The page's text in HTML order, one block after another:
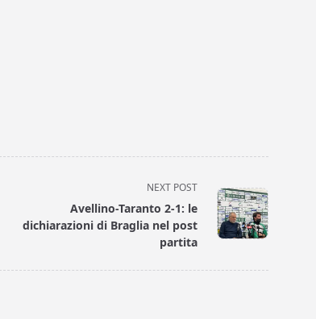
NEXT POST
Avellino-Taranto 2-1: le
dichiarazioni di Braglia nel post
partita